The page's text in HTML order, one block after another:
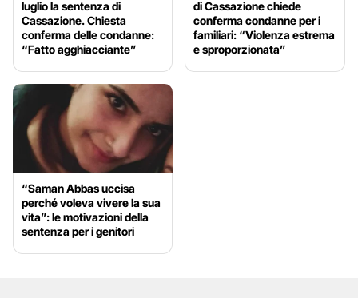
luglio la sentenza di
Cassazione. Chiesta
conferma delle condanne:
“Fatto agghiacciante”
di Cassazione chiede
conferma condanne per i
familiari: “Violenza estrema
e sproporzionata”
“Saman Abbas uccisa
perché voleva vivere la sua
vita”: le motivazioni della
sentenza per i genitori